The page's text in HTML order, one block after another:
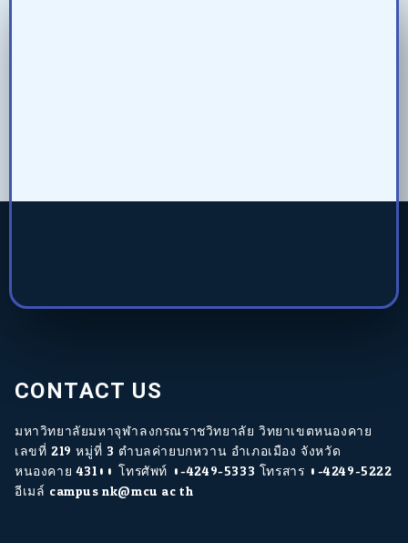
CONTACT US
มหาวิทยาลัยมหาจุฬาลงกรณราชวิทยาลัย วิทยาเขตหนองคาย
เลขที่ 219 หมู่ที่ 3 ตำบลค่ายบกหวาน อำเภอเมือง จังหวัด
หนองคาย 43100 โทรศัพท์ 0-4249-5333 โทรสาร 0-4249-5222
อีเมล์ campus.nk@mcu.ac.th